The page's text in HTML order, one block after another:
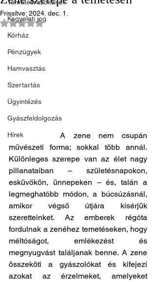
Temetési szokások
Kegyeleti jog
Kórház
Pénzügyek
Hamvasztás
Szertartás
Ügyintézés
Gyászfeldolgozás
Hírek
Frissítve: 2024. dec. 1.
NaN csillagot kapott az 5-ből.
		A zene nem csupán
művészeti forma; sokkal több annál.
Különleges szerepe van az élet nagy
pillanataiban – születésnapokon,
esküvőkön, ünnepeken – és, talán a
legmeghatóbb módon, a búcsúzásnál,
amikor végső útjára kísérjük
szeretteinket. Az emberek régóta
fordulnak a zenéhez temetéseken, hogy
méltóságot, emlékezést és
megnyugvást találjanak benne. A zene
összeköti a gyászolókat és kifejezi
azokat az érzelmeket, amelyeket